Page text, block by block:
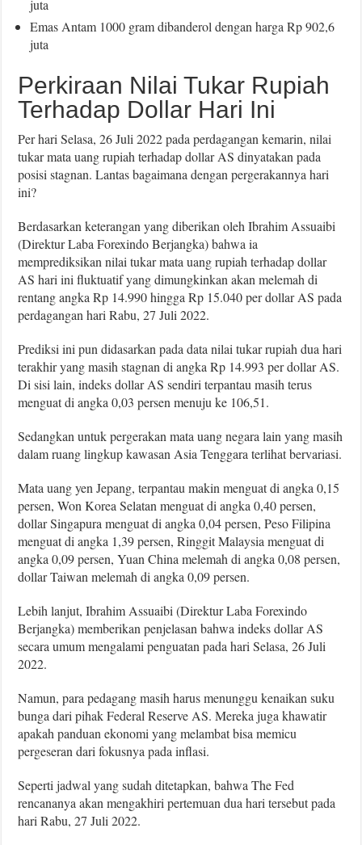
juta
Emas Antam 1000 gram dibanderol dengan harga Rp 902,6
juta
Perkiraan Nilai Tukar Rupiah
Terhadap Dollar Hari Ini
Per hari Selasa, 26 Juli 2022 pada perdagangan kemarin, nilai
tukar mata uang rupiah terhadap dollar AS dinyatakan pada
posisi stagnan. Lantas bagaimana dengan pergerakannya hari
ini?
Berdasarkan keterangan yang diberikan oleh Ibrahim Assuaibi
(Direktur Laba Forexindo Berjangka) bahwa ia
memprediksikan nilai tukar mata uang rupiah terhadap dollar
AS hari ini fluktuatif yang dimungkinkan akan melemah di
rentang angka Rp 14.990 hingga Rp 15.040 per dollar AS pada
perdagangan hari Rabu, 27 Juli 2022.
Prediksi ini pun didasarkan pada data nilai tukar rupiah dua hari
terakhir yang masih stagnan di angka Rp 14.993 per dollar AS.
Di sisi lain, indeks dollar AS sendiri terpantau masih terus
menguat di angka 0,03 persen menuju ke 106,51.
Sedangkan untuk pergerakan mata uang negara lain yang masih
dalam ruang lingkup kawasan Asia Tenggara terlihat bervariasi.
Mata uang yen Jepang, terpantau makin menguat di angka 0,15
persen, Won Korea Selatan menguat di angka 0,40 persen,
dollar Singapura menguat di angka 0,04 persen, Peso Filipina
menguat di angka 1,39 persen, Ringgit Malaysia menguat di
angka 0,09 persen, Yuan China melemah di angka 0,08 persen,
dollar Taiwan melemah di angka 0,09 persen.
Lebih lanjut, Ibrahim Assuaibi (Direktur Laba Forexindo
Berjangka) memberikan penjelasan bahwa indeks dollar AS
secara umum mengalami penguatan pada hari Selasa, 26 Juli
2022.
Namun, para pedagang masih harus menunggu kenaikan suku
bunga dari pihak Federal Reserve AS. Mereka juga khawatir
apakah panduan ekonomi yang melambat bisa memicu
pergeseran dari fokusnya pada inflasi.
Seperti jadwal yang sudah ditetapkan, bahwa The Fed
rencananya akan mengakhiri pertemuan dua hari tersebut pada
hari Rabu, 27 Juli 2022.